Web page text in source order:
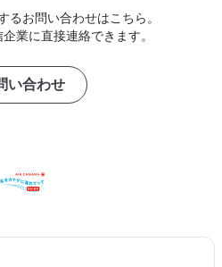
るお問い合わせはこちら。
業に直接連絡できます。
い合わせ